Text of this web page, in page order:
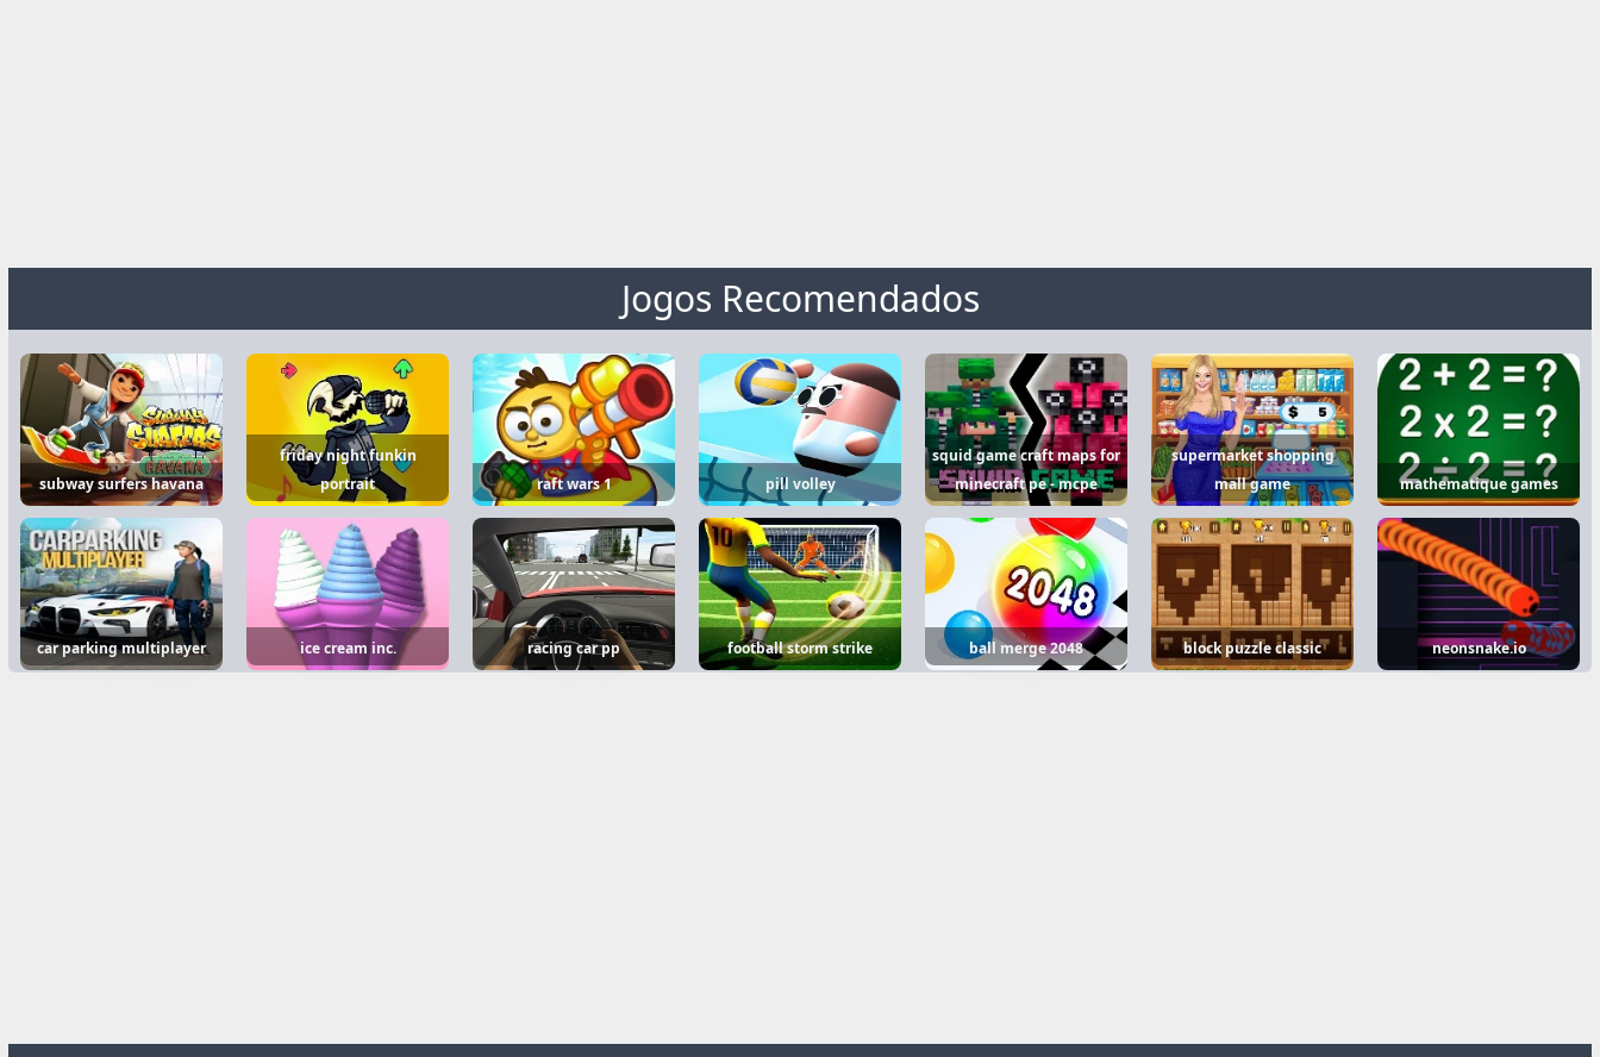
Jogos Recomendados
subway surfers havana
friday night funkin
portrait
raft wars 1 pill volley
squid game craft maps for
minecraft pe - mcpe
supermarket shopping
mall game
mathematique games
car parking multiplayer ice cream inc. racing car pp football storm strike ball merge 2048 block puzzle classic neonsnake.io